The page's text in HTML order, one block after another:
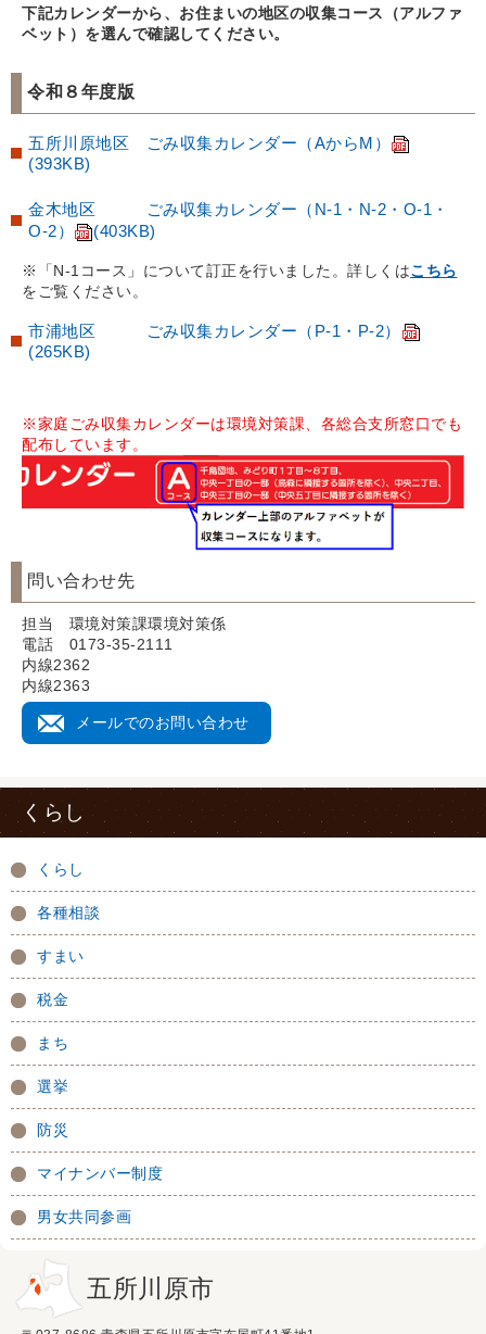
下記カレンダーから、お住まいの地区の収集コース（アルファ
ベット）を選んで確認してください。
令和８年度版
五所川原地区 ごみ収集カレンダー（AからM）
(393KB)
金木地区 ごみ収集カレンダー（N-1・N-2・O-1・
O-2）
(403KB)
※「N-1コース」について訂正を行いました。詳しくはこちら
をご覧ください。
市浦地区 ごみ収集カレンダー（P-1・P-2）
(265KB)
※家庭ごみ収集カレンダーは環境対策課、各総合支所窓口でも
配布しています。
問い合わせ先
担当 環境対策課環境対策係
電話 0173-35-2111
内線2362
内線2363
メールでのお問い合わせ
くらし
くらし
各種相談
すまい
税金
まち
選挙
防災
マイナンバー制度
男女共同参画
五所川原市